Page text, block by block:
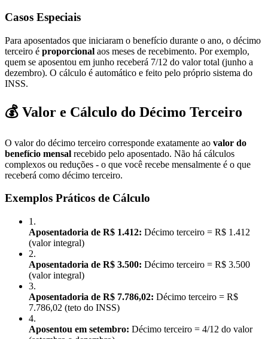
Casos Especiais
Para aposentados que iniciaram o benefício durante o ano, o décimo
terceiro é proporcional aos meses de recebimento. Por exemplo,
quem se aposentou em junho receberá 7/12 do valor total (junho a
dezembro). O cálculo é automático e feito pelo próprio sistema do
INSS.
💰 Valor e Cálculo do Décimo Terceiro
O valor do décimo terceiro corresponde exatamente ao valor do
benefício mensal recebido pelo aposentado. Não há cálculos
complexos ou reduções - o que você recebe mensalmente é o que
receberá como décimo terceiro.
Exemplos Práticos de Cálculo
1 .
Aposentadoria de R$ 1.412: Décimo terceiro = R$ 1.412
(valor integral)
2.
Aposentadoria de R$ 3.500: Décimo terceiro = R$ 3.500
(valor integral)
3.
Aposentadoria de R$ 7.786,02: Décimo terceiro = R$
7.786,02 (teto do INSS)
4.
Aposentou em setembro: Décimo terceiro = 4/12 do valor